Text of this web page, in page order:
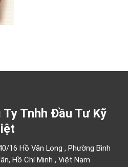
Ty Tnhh Đầu Tư Kỹ
16 Hồ Văn Long , Phường Bình
Hồ Chí Minh , Việt Nam